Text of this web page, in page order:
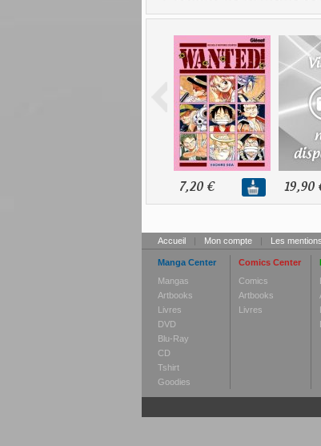
7,20 € 19,90
Accueil | Mon compte | Les
Manga Center
Mangas
Artbooks
Livres
DVD
Blu-Ray
CD
Tshirt
Goodies
Comics Center
Comics
Artbooks
Livres